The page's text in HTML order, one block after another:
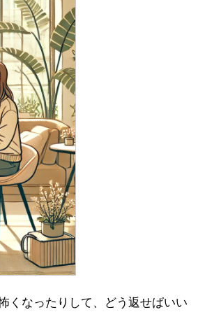
くなったりして、どう返せばいい